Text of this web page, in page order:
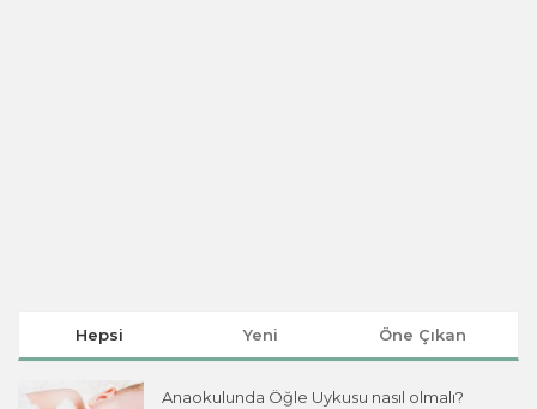
Hepsi Yeni Öne Çıkan
Anaokulunda Öğle Uykusu nasıl olmalı?